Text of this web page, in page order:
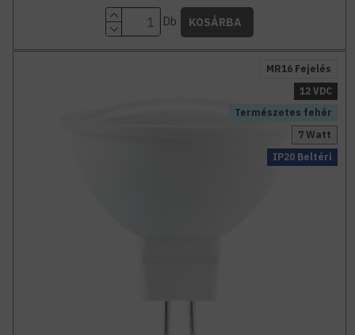
Db KOSÁRBA
Természetes fehér
MR16 Fejelés
IP20 Beltéri
12 VDC
7 Watt